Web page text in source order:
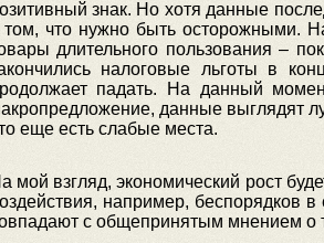
знак. Но хотя данные
том, что нужно быть осторожными.
длительного пользования –
налоговые льготы в
падать. На данный
данные выглядят
еще есть слабые места.
мой взгляд, экономический рост
например, беспорядков
с общепринятым мнением о